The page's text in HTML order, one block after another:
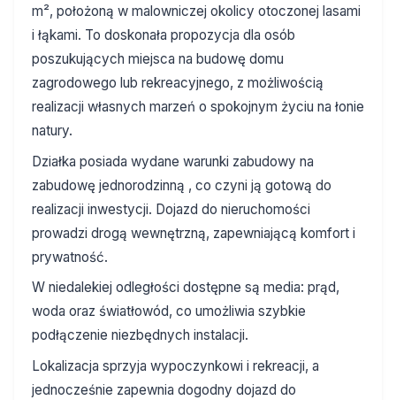
m², położoną w malowniczej okolicy otoczonej lasami
i łąkami. To doskonała propozycja dla osób
poszukujących miejsca na budowę domu
zagrodowego lub rekreacyjnego, z możliwością
realizacji własnych marzeń o spokojnym życiu na łonie
natury.
Działka posiada wydane warunki zabudowy na
zabudowę jednorodzinną , co czyni ją gotową do
realizacji inwestycji. Dojazd do nieruchomości
prowadzi drogą wewnętrzną, zapewniającą komfort i
prywatność.
W niedalekiej odległości dostępne są media: prąd,
woda oraz światłowód, co umożliwia szybkie
podłączenie niezbędnych instalacji.
Lokalizacja sprzyja wypoczynkowi i rekreacji, a
jednocześnie zapewnia dogodny dojazd do